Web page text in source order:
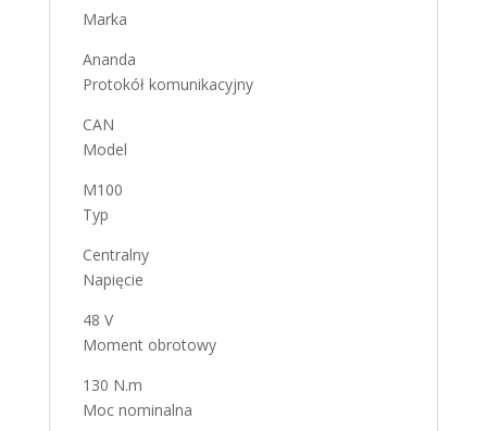
Marka
Ananda
Protokół komunikacyjny
CAN
Model
M100
Typ
Centralny
Napięcie
48 V
Moment obrotowy
130 N.m
Moc nominalna